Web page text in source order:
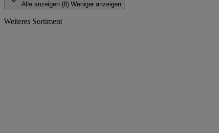
Alle anzeigen (8) Weniger anzeigen
Weiteres Sortiment